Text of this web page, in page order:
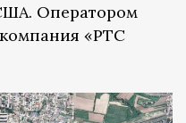
Оператором
«РТС